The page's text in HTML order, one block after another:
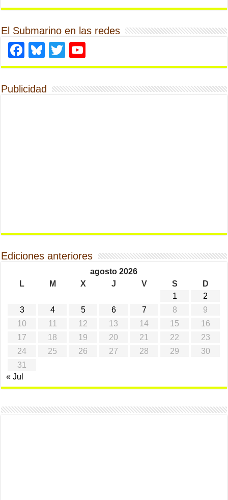
El Submarino en las redes
Facebook
Bluesky
Twitter
Publicidad
Ediciones anteriores
agosto 2026
L
M X J V S
D
1
2
3
4 5 6 7 8
9
10
11 12 13 14 15
16
17
18 19 20 21 22
23
24
25 26 27 28 29
30
31
« Jul